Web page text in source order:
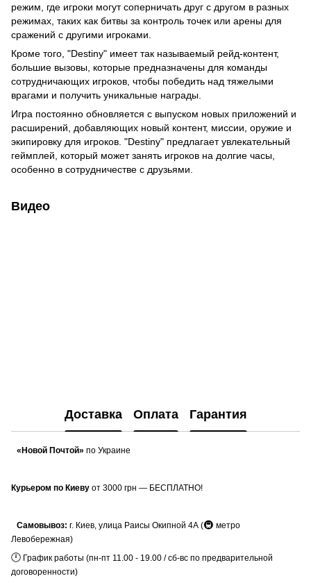
режим, где игроки могут соперничать друг с другом в разных
режимах, таких как битвы за контроль точек или арены для
сражений с другими игроками.
Кроме того, "Destiny" имеет так называемый рейд-контент,
большие вызовы, которые предназначены для команды
сотрудничающих игроков, чтобы победить над тяжелыми
врагами и получить уникальные награды.
Игра постоянно обновляется с выпуском новых приложений и
расширений, добавляющих новый контент, миссии, оружие и
экипировку для игроков. "Destiny" предлагает увлекательный
геймплей, который может занять игроков на долгие часы,
особенно в сотрудничестве с друзьями.
Видео
Доставка Оплата Гарантия
«Новой Почтой» по Украине
Курьером по Киеву от 3000 грн — БЕСПЛАТНО!
Самовывоз: г. Киев, улица Раисы Окипной 4А (🚇 метро
Левобережная)
🕛 График работы (пн-пт 11.00 - 19.00 / сб-вс по предварительной
договоренности)